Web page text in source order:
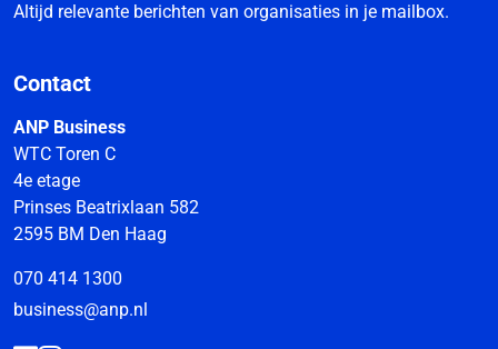
Altijd relevante berichten van organisaties in je mailbox.
Contact
ANP Business
WTC Toren C
4e etage
Prinses Beatrixlaan 582
2595 BM Den Haag
070 414 1300
business@anp.nl